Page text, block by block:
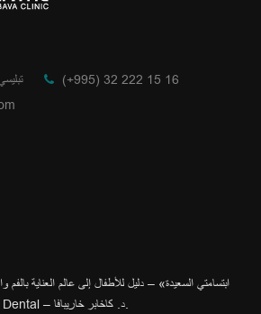
(+995) 32 222 15 16
عيادة Blits Dental – د. كاخابر خاريبافا.